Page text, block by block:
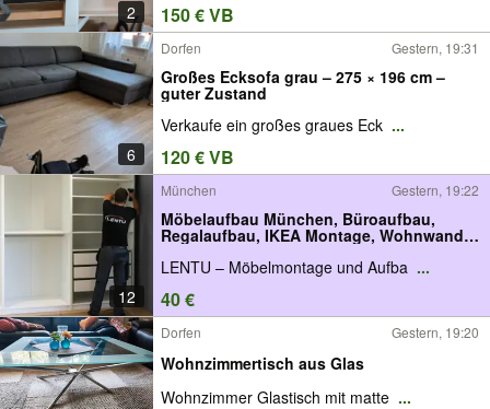
2 150 € VB
6
Dorfen Gestern, 19:31
Großes Ecksofa grau – 275 × 196 cm –
guter Zustand
Verkaufe ein großes graues Eck ...
120 € VB
12
München Gestern, 19:22
Möbelaufbau München, Büroaufbau,
Regalaufbau, IKEA Montage, Wohnwand
aufbauen
LENTU – Möbelmontage und Aufba ...
40 €
Dorfen Gestern, 19:20
Wohnzimmertisch aus Glas
Wohnzimmer Glastisch mit matte ...